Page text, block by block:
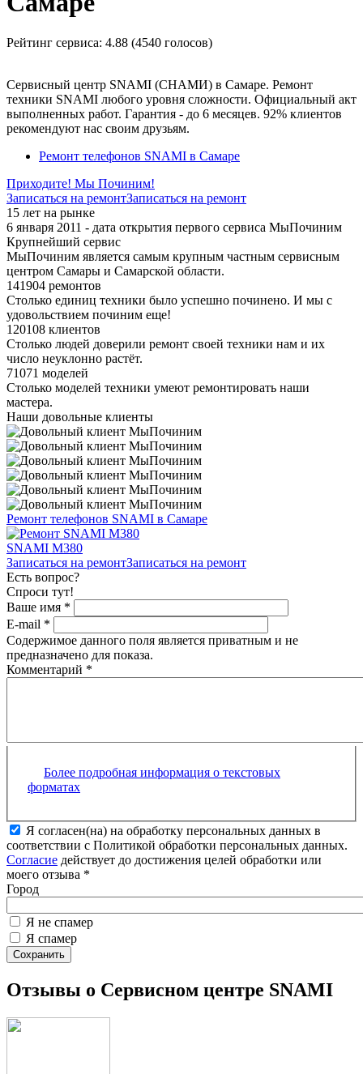
Рейтинг сервиса: 4.88 (4540 голосов)
Сервисный центр SNAMI (СНАМИ) в Самаре. Ремонт
техники SNAMI любого уровня сложности. Официальный акт
выполненных работ. Гарантия - до 6 месяцев. 92% клиентов
рекомендуют нас своим друзьям.
Ремонт телефонов SNAMI в Самаре
Приходите! Мы Починим!
Записаться на ремонтЗаписаться на ремонт
15 лет на рынке
6 января 2011 - дата открытия первого сервиса МыПочиним
Крупнейший сервис
МыПочиним является самым крупным частным сервисным
центром Самары и Самарской области.
141904 ремонтов
Столько единиц техники было успешно починено. И мы с
удовольствием починим еще!
120108 клиентов
Столько людей доверили ремонт своей техники нам и их
число неуклонно растёт.
71071 моделей
Столько моделей техники умеют ремонтировать наши
мастера.
Наши довольные клиенты
Ремонт телефонов SNAMI в Самаре
SNAMI M380
Записаться на ремонтЗаписаться на ремонт
Есть вопрос?
Спроси тут!
Ваше имя *
E-mail *
Содержимое данного поля является приватным и не
предназначено для показа.
Комментарий *
Более подробная информация о текстовых
форматах
Я согласен(на) на обработку персональных данных в
соответствии с Политикой обработки персональных данных.
Согласие действует до достижения целей обработки или
моего отзыва *
Город
Я не спамер
Я спамер
Отзывы о Сервисном центре SNAMI